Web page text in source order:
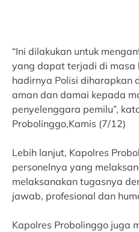
“Ini dilakukan untuk
yang dapat terjadi di masa
hadirnya Polisi diharapkan
aman dan damai kepada
penyelenggara pemilu”,
Probolinggo,Kamis (7/12)
Lebih lanjut, Kapolres
personelnya yang
melaksanakan tugasnya
jawab, profesional dan
Kapolres Probolinggo juga